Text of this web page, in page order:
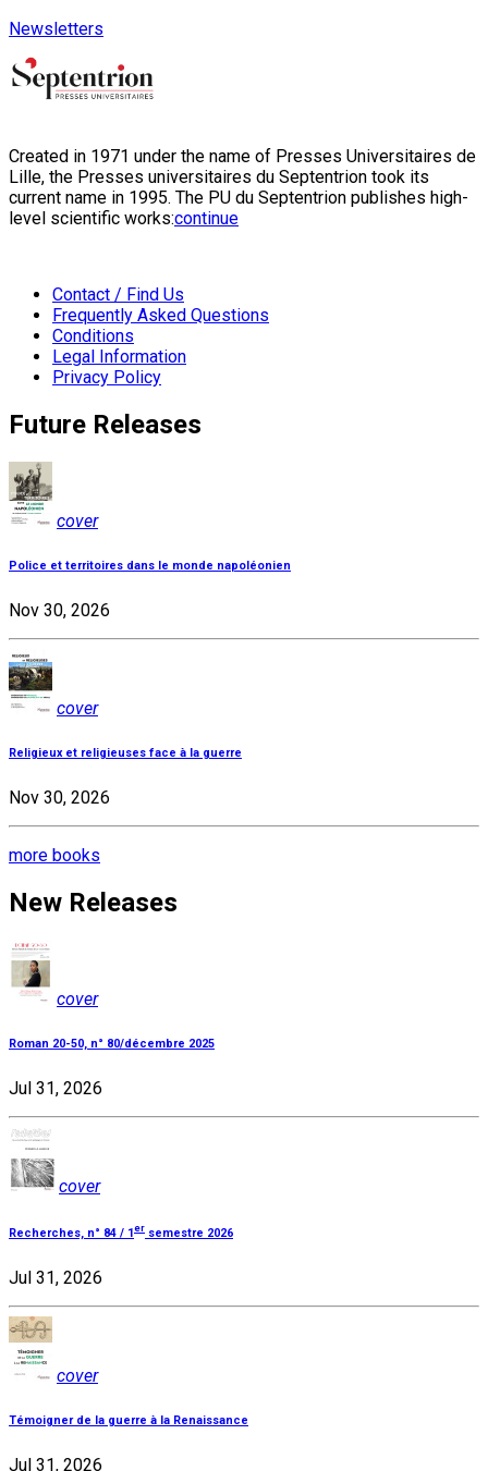
Newsletters
Created in 1971 under the name of Presses Universitaires de
Lille, the Presses universitaires du Septentrion took its
current name in 1995. The PU du Septentrion publishes high-
level scientific works:continue
Contact / Find Us
Frequently Asked Questions
Conditions
Legal Information
Privacy Policy
Future Releases
cover
Police et territoires dans le monde napoléonien
Nov 30, 2026
cover
Religieux et religieuses face à la guerre
Nov 30, 2026
more books
New Releases
cover
Roman 20-50, n° 80/décembre 2025
Jul 31, 2026
cover
Recherches, n° 84 / 1 er semestre 2026
Jul 31, 2026
cover
Témoigner de la guerre à la Renaissance
Jul 31, 2026